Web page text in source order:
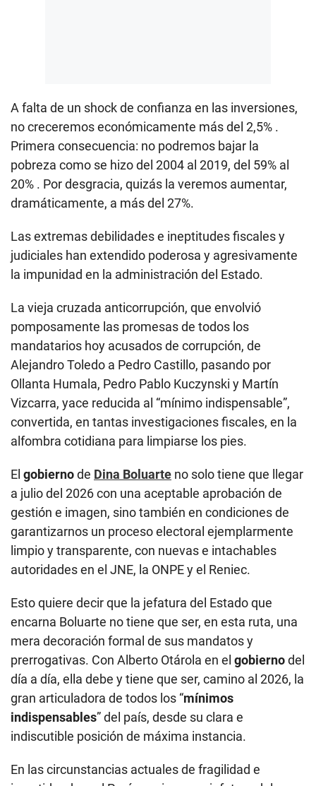
A falta de un shock de confianza en las inversiones,
no creceremos económicamente más del 2,5% .
Primera consecuencia: no podremos bajar la
pobreza como se hizo del 2004 al 2019, del 59% al
20% . Por desgracia, quizás la veremos aumentar,
dramáticamente, a más del 27%.
Las extremas debilidades e ineptitudes fiscales y
judiciales han extendido poderosa y agresivamente
la impunidad en la administración del Estado.
La vieja cruzada anticorrupción, que envolvió
pomposamente las promesas de todos los
mandatarios hoy acusados de corrupción, de
Alejandro Toledo a Pedro Castillo, pasando por
Ollanta Humala, Pedro Pablo Kuczynski y Martín
Vizcarra, yace reducida al “mínimo indispensable”,
convertida, en tantas investigaciones fiscales, en la
alfombra cotidiana para limpiarse los pies.
El gobiernode Dina Boluarte no solo tiene que llegar
a julio del 2026 con una aceptable aprobación de
gestión e imagen, sino también en condiciones de
garantizarnos un proceso electoral ejemplarmente
limpio y transparente, con nuevas e intachables
autoridades en el JNE, la ONPE y el Reniec.
Esto quiere decir que la jefatura del Estado que
encarna Boluarte no tiene que ser, en esta ruta, una
mera decoración formal de sus mandatos y
prerrogativas. Con Alberto Otárola en el gobiernodel
día a día, ella debe y tiene que ser, camino al 2026, la
gran articuladora de todos los “mínimos
indispensables” del país, desde su clara e
indiscutible posición de máxima instancia.
En las circunstancias actuales de fragilidad e